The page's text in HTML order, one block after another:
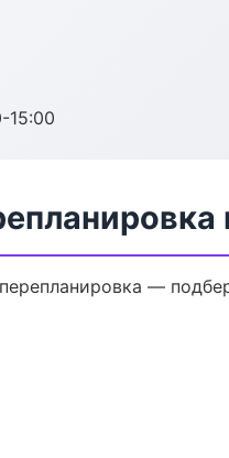
15:00
—